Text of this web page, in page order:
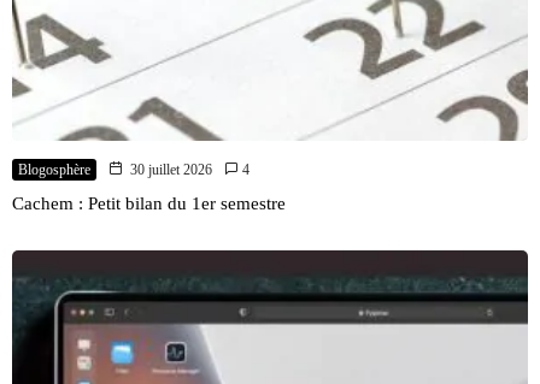
Blogosphère 30 juillet 2026 4
Cachem : Petit bilan du 1er semestre